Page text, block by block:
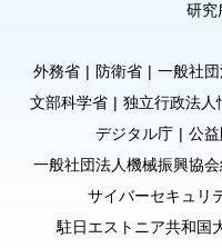
研究
外務省 防衛省
一般社
文部科学省
独立行政法人
デジタル庁
公
一般社団法人機械振興協
サイバーセキュリ
駐日エストニア共和国